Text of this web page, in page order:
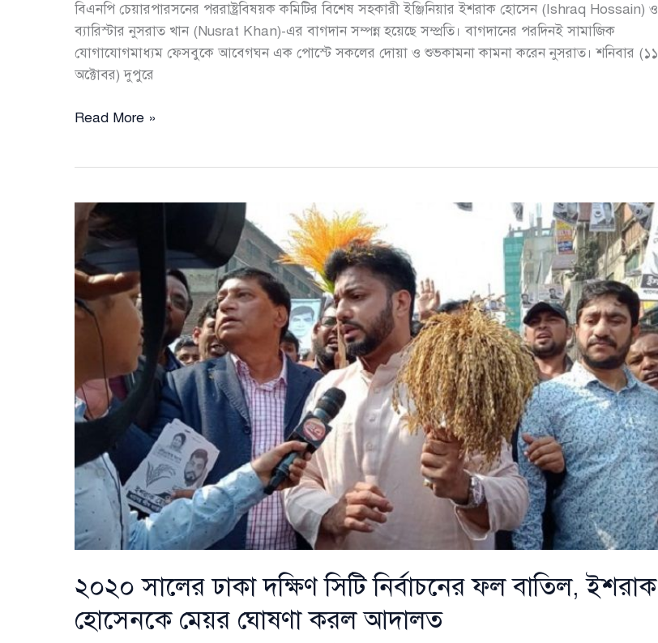
বিএনপি চেয়ারপারসনের পররাষ্ট্রবিষয়ক কমিটির বিশেষ সহকারী ইঞ্জিনিয়ার ইশরাক হোসেন (Ishraq Hossain) ও
ব্যারিস্টার নুসরাত খান (Nusrat Khan)-এর বাগদান সম্পন্ন হয়েছে সম্প্রতি। বাগদানের পরদিনই সামাজিক
যোগাযোগমাধ্যম ফেসবুকে আবেগঘন এক পোস্টে সকলের দোয়া ও শুভকামনা কামনা করেন নুসরাত। শনিবার (১১
অক্টোবর) দুপুরে
আগামী
ফেসবুকে
দোয়া
চাইলেন
ইঞ্জিনিয়ার
ইশরাকের
হবু
নুসরাত
খান
Read More »
২০২০ সালের ঢাকা দক্ষিণ সিটি নির্বাচনের ফল বাতিল, ইশরাক
হোসেনকে মেয়র ঘোষণা করল আদালত